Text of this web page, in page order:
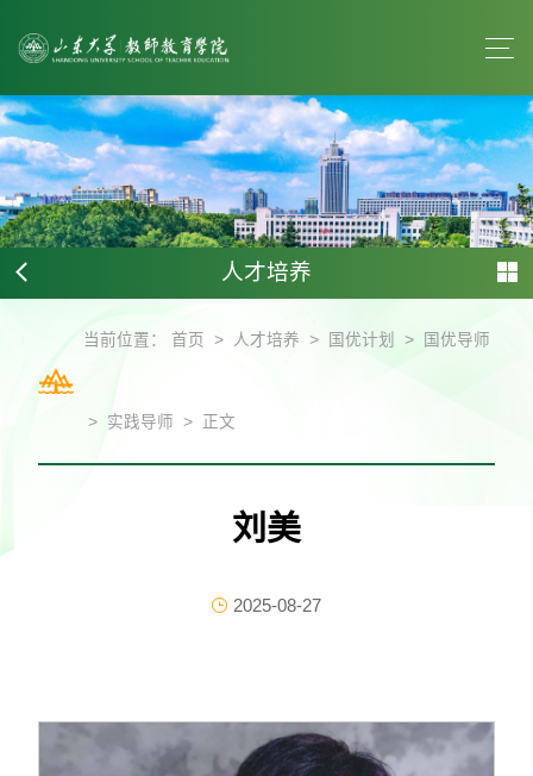
人才培养
当前位置：首页 > 人才培养 > 国优计划 > 国优导师
> 实践导师 > 正文
刘美
2025-08-27